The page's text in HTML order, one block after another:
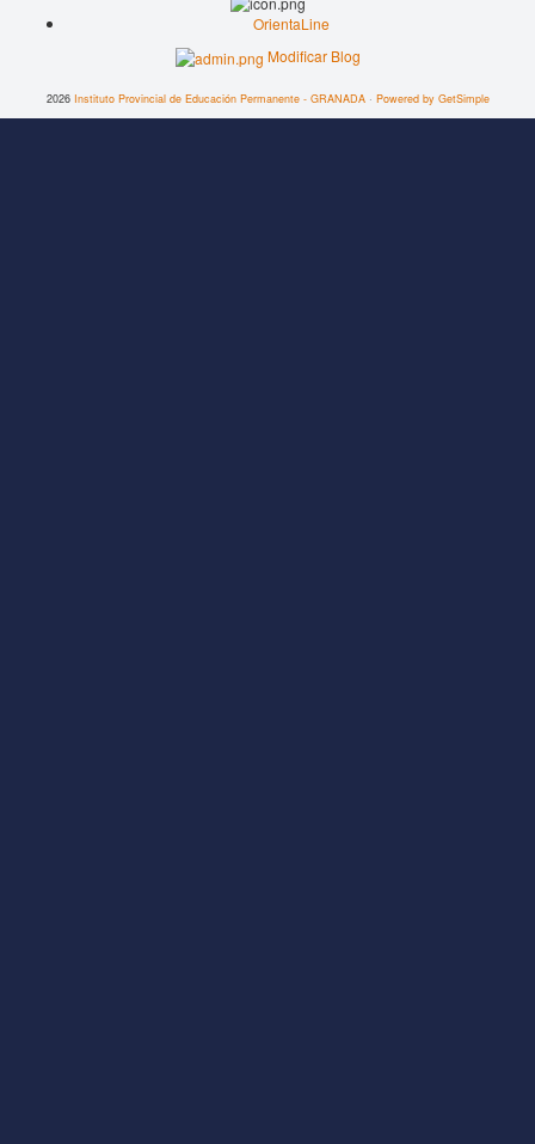
OrientaLine
Modificar Blog
2026 Instituto Provincial de Educación Permanente - GRANADA· Powered by GetSimple